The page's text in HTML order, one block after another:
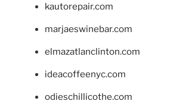
kautorepair.com
marjaeswinebar.com
elmazatlanclinton.com
ideacoffeenyc.com
odieschillicothe.com